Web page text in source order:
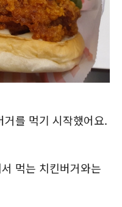
를 먹기 시작했어요.
먹는 치킨버거와는